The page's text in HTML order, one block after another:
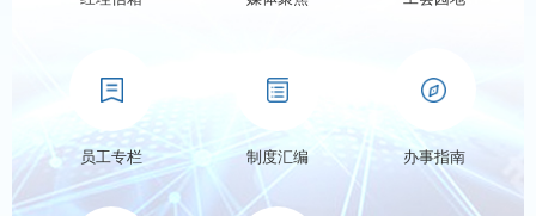
员工专栏 制度汇编 办事指南